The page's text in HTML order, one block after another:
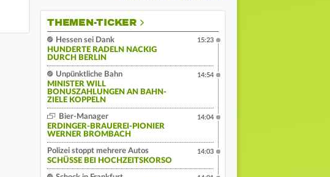
THEMEN-TICKER
Hessen sei Dank
HUNDERTE RADELN NACKIG
DURCH BERLIN
15:23
Unpünktliche Bahn
MINISTER WILL
BONUSZAHLUNGEN AN BAHN-
ZIELE KOPPELN
14:54
Bier-Manager
ERDINGER-BRAUEREI-PIONIER
WERNER BROMBACH
14:04
Polizei stoppt mehrere Autos
SCHÜSSE BEI HOCHZEITSKORSO
14:03